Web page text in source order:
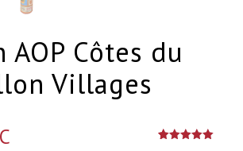
AOP Côtes du
Villages